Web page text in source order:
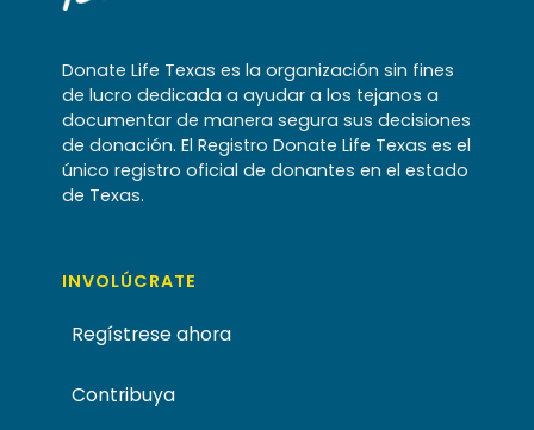
Donate Life Texas es la organización sin fines
de lucro dedicada a ayudar a los tejanos a
documentar de manera segura sus decisiones
de donación. El Registro Donate Life Texas es el
único registro oficial de donantes en el estado
de Texas.
INVOLÚCRATE
Regístrese ahora
Contribuya